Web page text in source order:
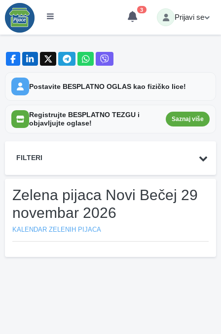
3
Prijavi se
Postavite BESPLATNO OGLAS kao fizičko lice!
Registrujte BESPLATNO TEZGU i
objavljujte oglase!
Saznaj više
FILTERI
Zelena pijaca Novi Bečej 29
novembar 2026
KALENDAR ZELENIH PIJACA